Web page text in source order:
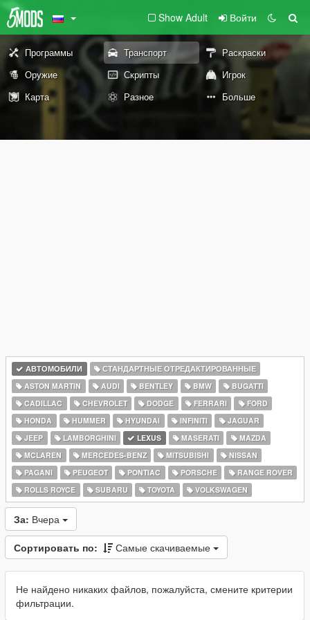
Show Adult Войти
Программы Транспорт
Раскраски
Оружие
Скрипты
Игрок
Карта
Разное Больше
АВТОМОБИЛИ
СТАНДАРТНЫЕ ОТРЕДАКТИРОВАННЫЕ
ASTON MARTIN
AUDI BENTLEY BMW
BUGATTI
CADILLAC
CHEVROLET DODGE FERRARI
FORD
HONDA
HUMMER HYUNDAI INFINITI
JAGUAR
JEEP
LAMBORGHINI LEXUS MASERATI
MAZDA
MCLAREN
MERCEDES-BENZ MITSUBISHI
NISSAN
PAGANI
PEUGEOT PONTIAC PORSCHE
RANGE ROVER
ROLLS ROYCE
SUBARU TOYOTA VOLKSWAGEN
За: Вчера
Сортировать по: Самые скачиваемые
Не найдено никаких файлов, пожалуйста, смените критерии
фильтрации.